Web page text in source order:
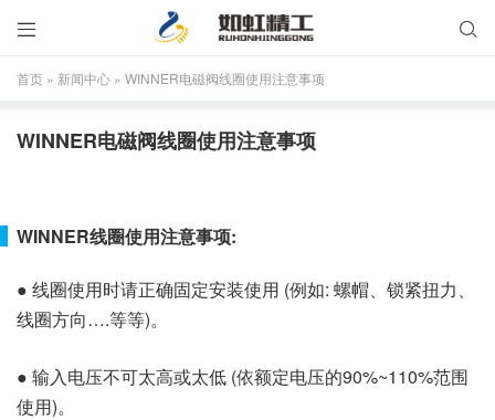


首页 » 新闻中心 » WINNER电磁阀线圈使用注意事项
WINNER电磁阀线圈使用注意事项
WINNER线圈使用注意事项:
● 线圈使用时请正确固定安装使用 (例如: 螺帽、锁紧扭力、
线圈方向….等等)。
● 输入电压不可太高或太低 (依额定电压的90%~110%范围
使用)。